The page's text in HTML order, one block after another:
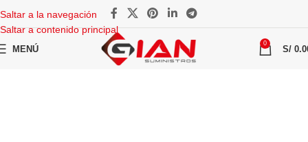
Saltar a la navegación
Saltar a contenido principal
MENÚ
0
S/